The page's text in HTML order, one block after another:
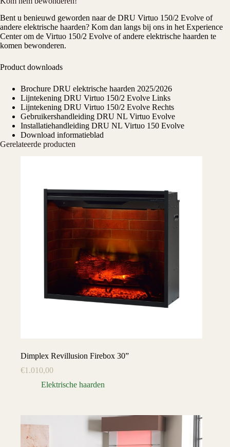
Bent u benieuwd geworden naar de DRU Virtuo 150/2 Evolve of
andere elektrische haarden? Kom dan langs bij ons in het Experience
Centerom de Virtuo 150/2 Evolve of andere elektrische haarden te
komen bewonderen.
Product downloads
Brochure DRU elektrische haarden 2025/2026
Lijntekening DRU Virtuo 150/2 Evolve Links
Lijntekening DRU Virtuo 150/2 Evolve Rechts
Gebruikershandleiding DRU NL Virtuo Evolve
Installatiehandleiding DRU NL Virtuo 150 Evolve
Download informatieblad
Gerelateerde producten
Dimplex Revillusion Firebox 30”
€1.010,00
Elektrische haarden